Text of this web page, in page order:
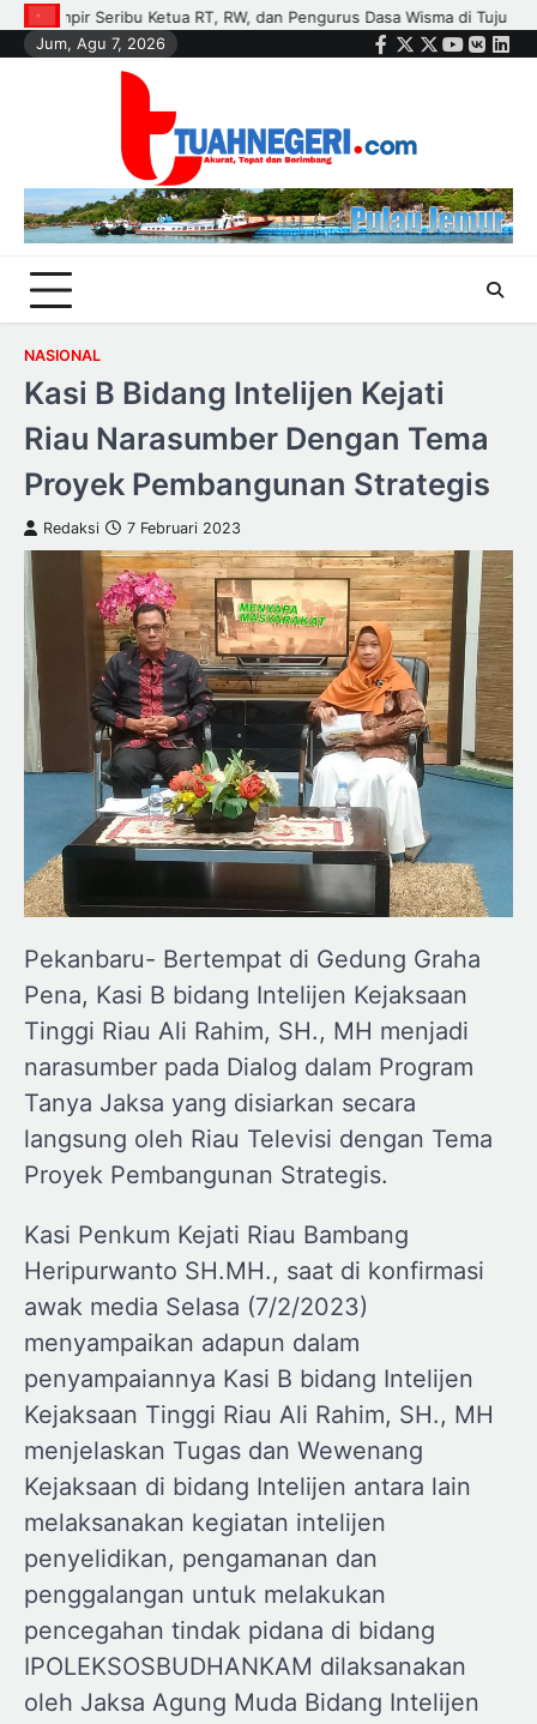
Skip
to
Kecamatan
Polisi dan Petani di Kandis Kawal Jagung 12
Jum, Agu 7, 2026
Facebook
Twitter
Instagram
Youtube
VK
NASIONAL
Kasi B Bidang Intelijen Kejati
Riau Narasumber Dengan Tema
Proyek Pembangunan Strategis
Redaksi 7 Februari 2023
Pekanbaru- Bertempat di Gedung Graha
Pena, Kasi B bidang Intelijen Kejaksaan
Tinggi Riau Ali Rahim, SH., MH menjadi
narasumber pada Dialog dalam Program
Tanya Jaksa yang disiarkan secara
langsung oleh Riau Televisi dengan Tema
Proyek Pembangunan Strategis.
Kasi Penkum Kejati Riau Bambang
Heripurwanto SH.MH., saat di konfirmasi
awak media Selasa (7/2/2023)
menyampaikan adapun dalam
penyampaiannya Kasi B bidang Intelijen
Kejaksaan Tinggi Riau Ali Rahim, SH., MH
menjelaskan Tugas dan Wewenang
Kejaksaan di bidang Intelijen antara lain
melaksanakan kegiatan intelijen
penyelidikan, pengamanan dan
penggalangan untuk melakukan
pencegahan tindak pidana di bidang
IPOLEKSOSBUDHANKAM dilaksanakan
oleh Jaksa Agung Muda Bidang Intelijen